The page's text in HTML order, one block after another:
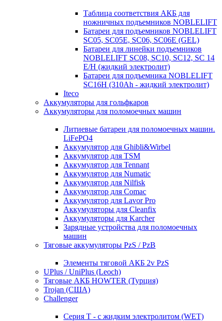
Таблица соответствия АКБ для
ножничных подъемников NOBLELIFT
Батареи для подъемников NOBLELIFT
SC05, SC05E, SC06, SC06E (GEL)
Батареи для линейки подъемников
NOBLELIFT SC08, SC10, SC12, SC 14
E/H (жидкий электролит)
Батареи для подъемника NOBLELIFT
SC16H (310Ah - жидкий электролит)
Iteco
Аккумуляторы для гольфкаров
Аккумуляторы для поломоечных машин
Литиевые батареи для поломоечных машин.
LiFePO4
Аккумулятор для Ghibli&Wirbel
Аккумулятор для TSM
Аккумулятор для Tennant
Аккумулятор для Numatic
Аккумулятор для Nilfisk
Аккумулятор для Comac
Аккумулятор для Lavor Pro
Аккумуляторы для Cleanfix
Аккумуляторы для Karcher
Зарядные устройства для поломоечных
машин
Тяговые аккумуляторы PzS / PzB
Элементы тяговой АКБ 2v PzS
UPlus / UniPlus (Leoch)
Тяговые АКБ HOWTER (Турция)
Trojan (США)
Challenger
Серия T - с жидким электролитом (WET)